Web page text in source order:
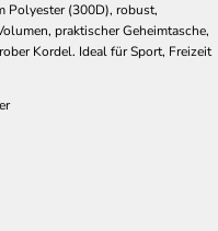
Polyester (300D), robust,
praktischer Geheimtasche,
Kordel. Ideal für Sport, Freizeit